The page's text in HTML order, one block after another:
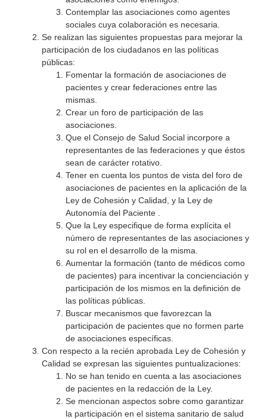
Contemplar las asociaciones como agentes
sociales cuya colaboración es necesaria.
Se realizan las siguientes propuestas para mejorar la
participación de los ciudadanos en las políticas
públicas:
Fomentar la formación de asociaciones de
pacientes y crear federaciones entre las
mismas.
Crear un foro de participación de las
asociaciones.
Que el Consejo de Salud Social incorpore a
representantes de las federaciones y que éstos
sean de carácter rotativo.
Tener en cuenta los puntos de vista del foro de
asociaciones de pacientes en la aplicación de la
Ley de Cohesión y Calidad, y la Ley de
Autonomía del Paciente .
Que la Ley especifique de forma explícita el
número de representantes de las asociaciones y
su rol en el desarrollo de la misma.
Aumentar la formación (tanto de médicos como
de pacientes) para incentivar la concienciación y
participación de los mismos en la definición de
las políticas públicas.
Buscar mecanismos que favorezcan la
participación de pacientes que no formen parte
de asociaciones específicas.
Con respecto a la recién aprobada Ley de Cohesión y
Calidad se expresan las siguientes puntualizaciones:
No se han tenido en cuenta a las asociaciones
de pacientes en la redacción de la Ley.
Se mencionan aspectos sobre como garantizar
la participación en el sistema sanitario de salud